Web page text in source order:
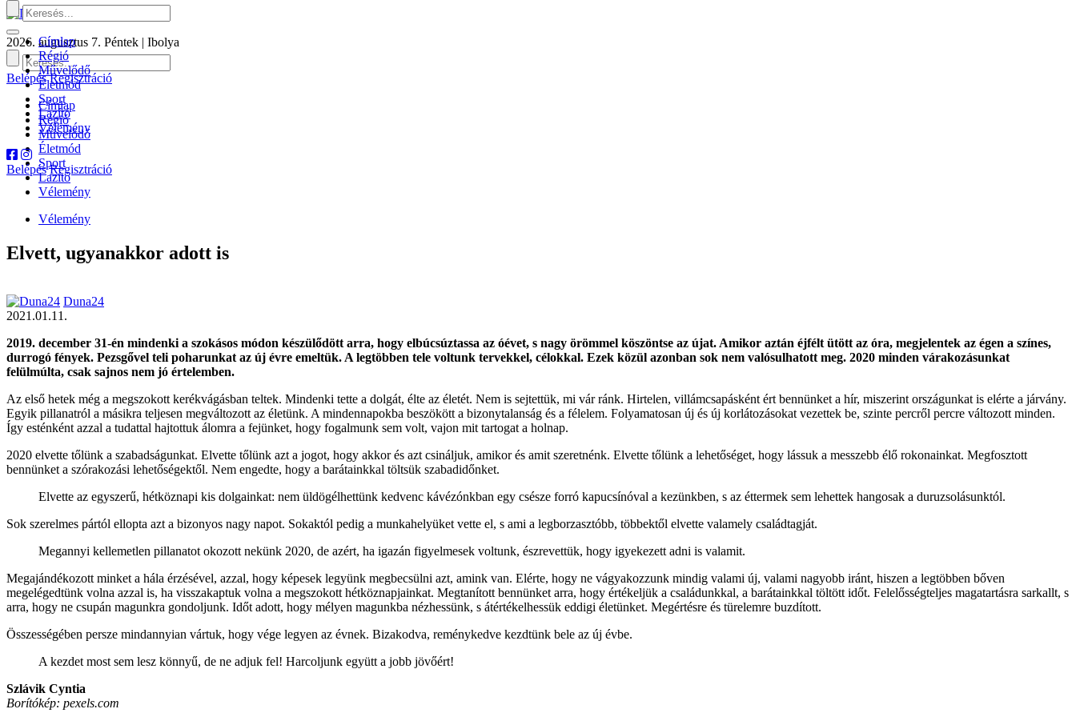
2026. augusztus 7. Péntek | Ibolya
Belépés Regisztráció
Címlap
Régió
Művelődő
Életmód
Sport
Lazító
Vélemény
Vélemény
Elvett, ugyanakkor adott is
Duna24
2021.01.11.
2019. december 31-én mindenki a szokásos módon készülődött arra, hogy elbúcsúztassa az óévet, s nagy örömmel köszöntse az újat. Amikor aztán éjfélt ütött az óra, megjelentek az égen a színes,
durrogó fények. Pezsgővel teli poharunkat az új évre emeltük. A legtöbben tele voltunk tervekkel, célokkal. Ezek közül azonban sok nem valósulhatott meg. 2020 minden várakozásunkat
felülmúlta, csak sajnos nem jó értelemben.
Az első hetek még a megszokott kerékvágásban teltek. Mindenki tette a dolgát, élte az életét. Nem is sejtettük, mi vár ránk. Hirtelen, villámcsapásként ért bennünket a hír, miszerint országunkat is elérte a járvány.
Egyik pillanatról a másikra teljesen megváltozott az életünk. A mindennapokba beszökött a bizonytalanság és a félelem. Folyamatosan új és új korlátozásokat vezettek be, szinte percről percre változott minden.
Így esténként azzal a tudattal hajtottuk álomra a fejünket, hogy fogalmunk sem volt, vajon mit tartogat a holnap.
2020 elvette tőlünk a szabadságunkat. Elvette tőlünk azt a jogot, hogy akkor és azt csináljuk, amikor és amit szeretnénk. Elvette tőlünk a lehetőséget, hogy lássuk a messzebb élő rokonainkat. Megfosztott
bennünket a szórakozási lehetőségektől. Nem engedte, hogy a barátainkkal töltsük szabadidőnket.
Elvette az egyszerű, hétköznapi kis dolgainkat: nem üldögélhettünk kedvenc kávézónkban egy csésze forró kapucsínóval a kezünkben, s az éttermek sem lehettek hangosak a duruzsolásunktól.
Sok szerelmes pártól ellopta azt a bizonyos nagy napot. Sokaktól pedig a munkahelyüket vette el, s ami a legborzasztóbb, többektől elvette valamely családtagját.
Megannyi kellemetlen pillanatot okozott nekünk 2020, de azért, ha igazán figyelmesek voltunk, észrevettük, hogy igyekezett adni is valamit.
Megajándékozott minket a hála érzésével, azzal, hogy képesek legyünk megbecsülni azt, amink van. Elérte, hogy ne vágyakozzunk mindig valami új, valami nagyobb iránt, hiszen a legtöbben bőven
megelégedtünk volna azzal is, ha visszakaptuk volna a megszokott hétköznapjainkat. Megtanított bennünket arra, hogy értékeljük a családunkkal, a barátainkkal töltött időt. Felelősségteljes magatartásra sarkallt, s
arra, hogy ne csupán magunkra gondoljunk. Időt adott, hogy mélyen magunkba nézhessünk, s átértékelhessük eddigi életünket. Megértésre és türelemre buzdított.
Összességében persze mindannyian vártuk, hogy vége legyen az évnek. Bizakodva, reménykedve kezdtünk bele az új évbe.
A kezdet most sem lesz könnyű, de ne adjuk fel! Harcoljunk együtt a jobb jövőért!
Szlávik Cyntia
Borítókép: pexels.com
Címlap
Régió
Művelődő
Életmód
Sport
Lazító
Vélemény
Belépés Regisztráció